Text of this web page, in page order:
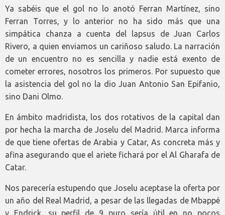
Ya sabéis que el gol no lo anotó Ferran Martínez, sino
Ferran Torres, y lo anterior no ha sido más que una
simpática chanza a cuenta del lapsus de Juan Carlos
Rivero, a quien enviamos un cariñoso saludo. La narración
de un encuentro no es sencilla y nadie está exento de
cometer errores, nosotros los primeros. Por supuesto que
la asistencia del gol no la dio Juan Antonio San Epifanio,
sino Dani Olmo.
En ámbito madridista, los dos rotativos de la capital dan
por hecha la marcha de Joselu del Madrid. Marca informa
de que tiene ofertas de Arabia y Catar, As concreta más y
afina asegurando que el ariete fichará por el Al Gharafa de
Catar.
Nos parecería estupendo que Joselu aceptase la oferta por
un año del Real Madrid, a pesar de las llegadas de Mbappé
y Endrick, su perfil de 9 puro sería útil en no pocos